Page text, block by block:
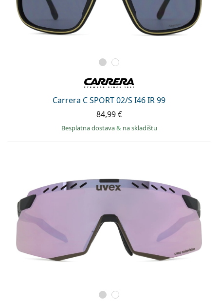
Carrera C SPORT 02/S I46 IR 99
84,99 €
Besplatna dostava& na skladištu